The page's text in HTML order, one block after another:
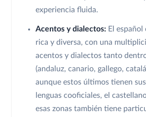
experiencia fluida.
Acentos y dialectos: El español
rica y diversa, con una
acentos y dialectos tanto
(andaluz, canario, gallego,
aunque estos últimos tienen
lenguas cooficiales, el
esas zonas también tiene